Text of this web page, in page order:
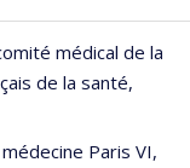
médical de la
de la santé,
Paris VI,